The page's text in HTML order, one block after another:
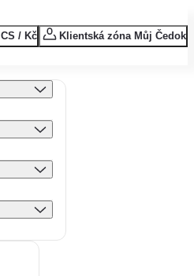
CS / Kč Klientská zóna Můj Čedok